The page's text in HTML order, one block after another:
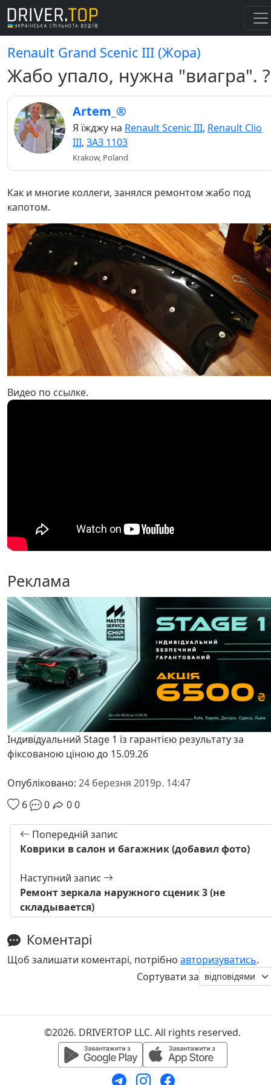
Renault Grand Scenic III (Жора)
Жабо упало, нужна "виагра". ?
Artem_®
Я їжджу на Renault Scenic III, Renault Clio
III, ЗАЗ 1103
Krakow, Poland
Как и многие коллеги, занялся ремонтом жабо под
капотом.
Видео по ссылке.
Реклама
Індивідуальний Stage 1 із гарантією результату за
фіксованою ціною до 15.09.26
Опубліковано: 24 березня 2019р. 14:47
6
0 00
Попередній запис
Коврики в салон и багажник (добавил фото)
Наступний запис
Ремонт зеркала наружного сценик 3 (не
складывается)
Коментарі
Щоб залишати коментарі, потрібно авторизуватись.
Сортувати за
©2026. DRIVERTOP LLC. All rights reserved.